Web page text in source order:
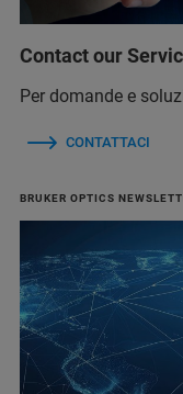
Contact our
Per domande e
CONTATTACI
BRUKER OPTICS